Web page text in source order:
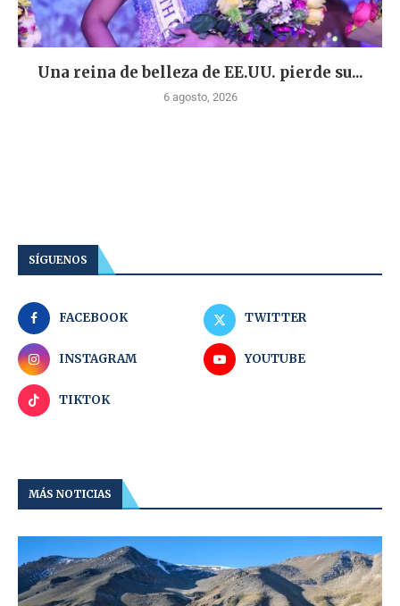
Una reina de belleza de EE.UU. pierde su...
6 agosto, 2026
SÍGUENOS
FACEBOOK TWITTER
INSTAGRAM YOUTUBE
TIKTOK
MÁS NOTICIAS